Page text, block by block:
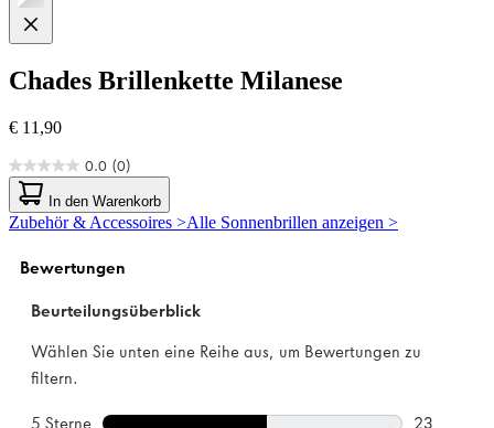
Chades Brillenkette Milanese
€ 11,90
0.0 (0)
0.0
von
5
Sternen.
In den Warenkorb
Zubehör & Accessoires >Alle Sonnenbrillen anzeigen >